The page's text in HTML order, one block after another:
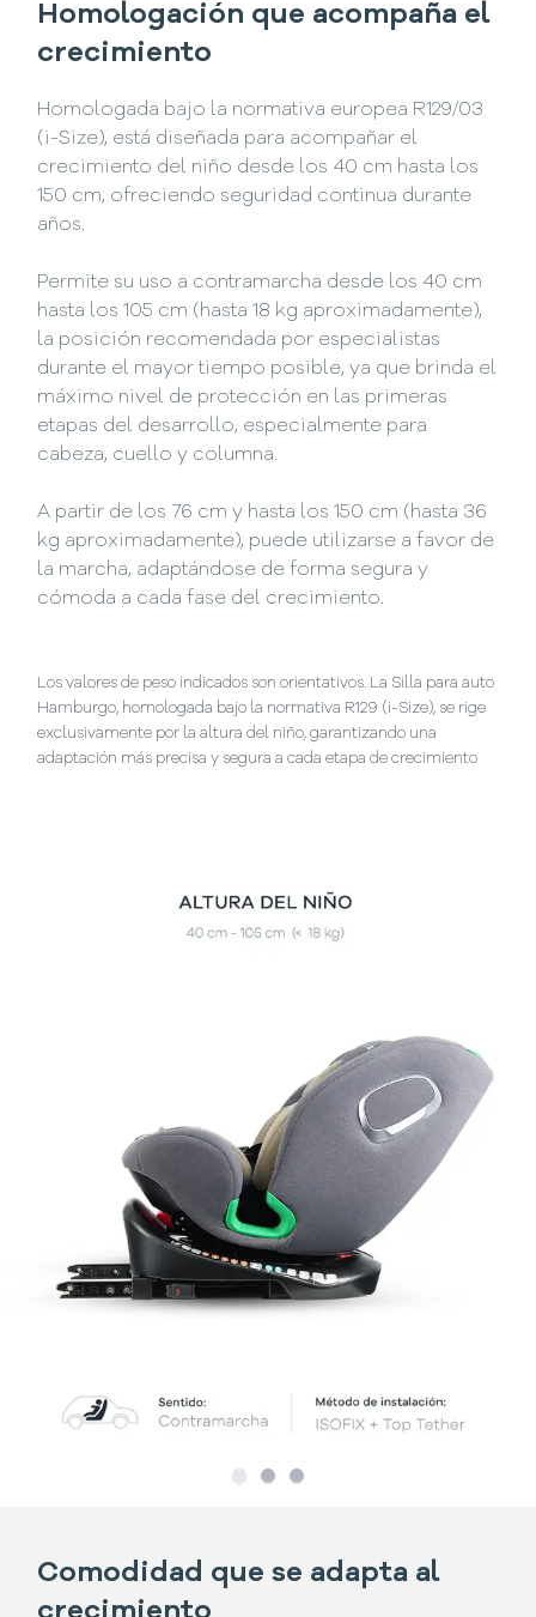
Homologación que acompaña el
crecimiento
Homologada bajo la normativa europea R129/03
(i-Size), está diseñada para acompañar el
crecimiento del niño desde los 40 cm hasta los
150 cm, ofreciendo seguridad continua durante
años.
Permite su uso a contramarcha desde los 40 cm
hasta los 105 cm (hasta 18 kg aproximadamente),
la posición recomendada por especialistas
durante el mayor tiempo posible, ya que brinda el
máximo nivel de protección en las primeras
etapas del desarrollo, especialmente para
cabeza, cuello y columna.
A partir de los 76 cm y hasta los 150 cm (hasta 36
kg aproximadamente), puede utilizarse a favor de
la marcha, adaptándose de forma segura y
cómoda a cada fase del crecimiento.
Los valores de peso indicados son orientativos. La Silla para auto
Hamburgo, homologada bajo la normativa R129 (i-Size), se rige
exclusivamente por la altura del niño, garantizando una
adaptación más precisa y segura a cada etapa de crecimiento
Slide 1
SlideSlide
Comodidad que se adapta al